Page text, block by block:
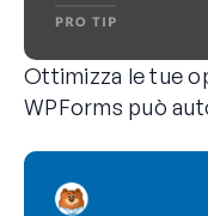
Ottimizza le tue
WPForms può